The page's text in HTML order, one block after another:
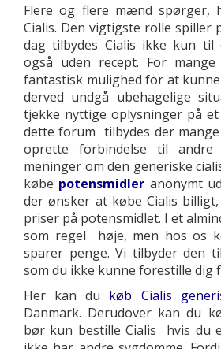
Flere og flere mænd spørger,
Cialis. Den vigtigste rolle spiller
dag tilbydes Cialis ikke kun til
også uden recept. For
fantastisk mulighed for at
derved undgå ubehagelige
tjekke nyttige oplysninger på
dette forum tilbydes der
oprette forbindelse til
meninger om den generiske
købe potensmidler anonymt
der ønsker at købe Cialis
priser på potensmidlet. I et
som regel høje, men hos os
sparer penge. Vi tilbyder den
som du ikke kunne forestille dig
Her kan du køb Cialis
Danmark. Derudover kan du
bør kun bestille Cialis hvis du